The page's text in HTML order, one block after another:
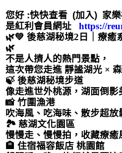
您好 :快快查看 (加入) 家
是紅利會員網址https://
🌿💚後慈湖秘境2日｜療癒
🌿
不是人擠人的熱門景點，
這次帶您走進靜謐湖光 ×
🍃後慈湖秘境步道
像走進世外桃源，湖面倒影
📸竹圍漁港
吹海風、吃海味、散步超放
🏞️ 慈湖文化園區
慢慢走、慢慢拍，收藏療癒
🏨住宿福容飯店 桃園館